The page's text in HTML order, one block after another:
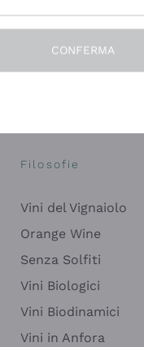
Filosofie
Vini del Vignaiolo
Orange Wine
Senza Solfiti
Vini Biologici
Vini Biodinamici
Vini in Anfora
CONFERMA